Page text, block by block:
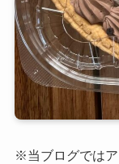
※当ブログでは